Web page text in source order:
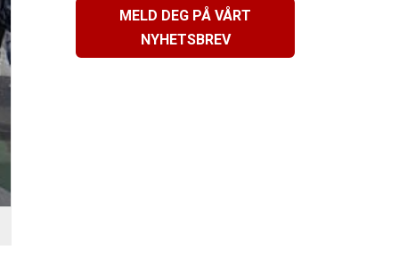
MELD DEG PÅ VÅRT
NYHETSBREV